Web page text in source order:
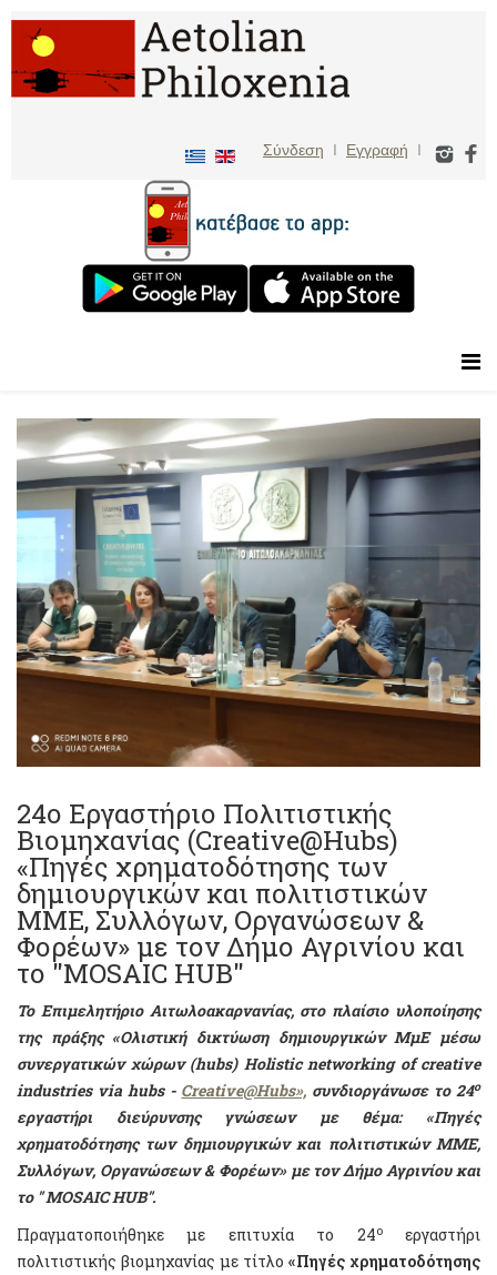
Σύνδεση I Εγγραφή I
24ο Εργαστήριο Πολιτιστικής
Βιομηχανίας (Creative@Hubs)
«Πηγές χρηματοδότησης των
δημιουργικών και πολιτιστικών
ΜΜΕ, Συλλόγων, Οργανώσεων &
Φορέων» με τον Δήμο Αγρινίου και
το "MOSAIC HUB"
Το Επιμελητήριο Αιτωλοακαρνανίας, στο πλαίσιο υλοποίησης
της πράξης «Ολιστική δικτύωση δημιουργικών ΜμΕ μέσω
συνεργατικών χώρων (hubs) Holistic networking of creative
industries via hubs - Creative@Hubs», συνδιοργάνωσε το 24ο
εργαστήρι διεύρυνσης γνώσεων με θέμα: «Πηγές
χρηματοδότησης των δημιουργικών και πολιτιστικών ΜΜΕ,
Συλλόγων, Οργανώσεων & Φορέων» με τονΔήμο Αγρινίουκαι
το "MOSAICHUB".
Πραγματοποιήθηκε με επιτυχία το 24οεργαστήρι
πολιτιστικής βιομηχανίας με τίτλο «Πηγές χρηματοδότησης